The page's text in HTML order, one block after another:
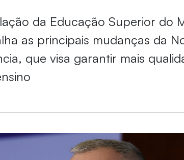
da Educação Superior do
as principais mudanças da
que visa garantir mais